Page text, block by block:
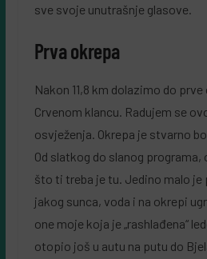
sve svoje unutrašnje glasove.
Prva okrepa
Nakon 11,8 km dolazimo do
Crvenom klancu. Radujem se
osvježenja. Okrepa je stvarno
Od slatkog do slanog programa,
što ti treba je tu. Jedino malo je
jakog sunca, voda i na okrepi
one moje koja je „rashlađena“
otopio još u autu na putu do